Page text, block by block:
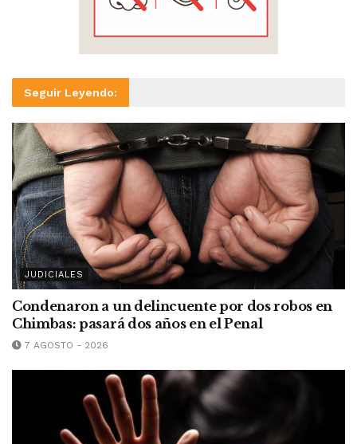
Seguir Leyendo:
JUDICIALES
Condenaron a un delincuente por dos robos en
Chimbas: pasará dos años en el Penal
7 AGOSTO - 2026